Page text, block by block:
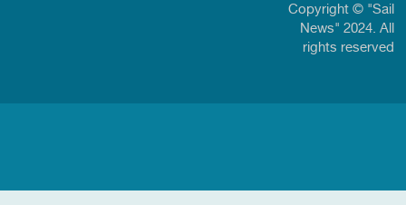
Copyright © "Sail
News" 2024. All
rights reserved